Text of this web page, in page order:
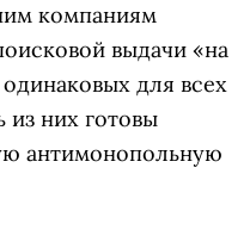
компаниям
выдачи «на
для всех
из них готовы
антимонопольную